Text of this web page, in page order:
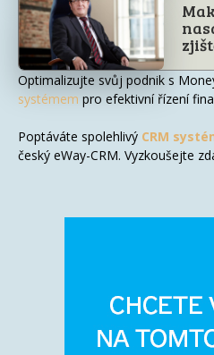
Optimalizujte svůj podnik s
systémem pro efektivní řízení
Poptáváte spolehlivý CRM
český eWay-CRM. Vyzkoušejte